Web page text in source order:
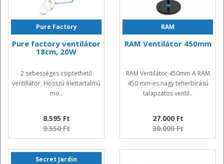
Pure Factory
Pure factory ventilátor
18cm, 20W
2 sebességes csiptethető
ventillátor. Hosszú élettartalmú
mo..
8.595 Ft
9.550 Ft
RAM
RAM Ventilátor 450mm
RAM Ventilátor 450mm A RAM
450 mm-es nagy teherbírású
talapzatos ventil..
27.000 Ft
30.000 Ft
Secret Jardin